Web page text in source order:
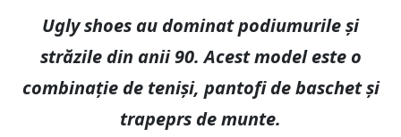
Ugly shoes au dominat podiumurile și
străzile din anii 90. Acest model este o
combinație de teniși, pantofi de baschet și
trapeprs de munte.